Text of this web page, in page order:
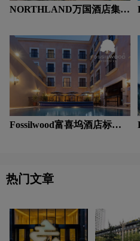
NORTHLAND万国酒店集团
计理念
Fossilwood富喜坞酒店标志
热门文章